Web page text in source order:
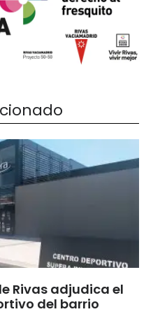
Rivas adjudica el
del barrio